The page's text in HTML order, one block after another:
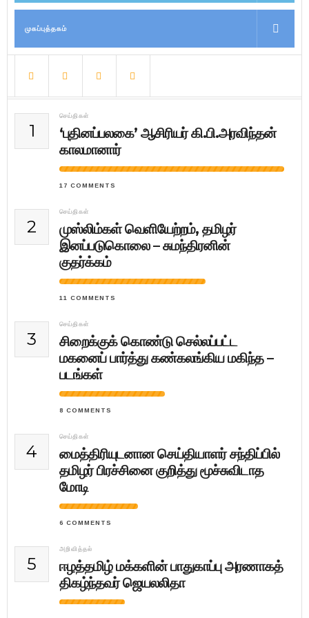
முகப்புத்தகம்
1
செய்திகள்
‘புதினப்பலகை’ ஆசிரியர் கி.பி.அரவிந்தன்
காலமானார்
17 COMMENTS
2
செய்திகள்
முஸ்லிம்கள் வெளியேற்றம், தமிழர்
இனப்படுகொலை – சுமந்திரனின்
குதர்க்கம்
11 COMMENTS
3
செய்திகள்
சிறைக்குக் கொண்டு செல்லப்பட்ட
மகனைப் பார்த்து கண்கலங்கிய மகிந்த –
படங்கள்
8 COMMENTS
4
செய்திகள்
மைத்திரியுடனான செய்தியாளர் சந்திப்பில்
தமிழர் பிரச்சினை குறித்து மூச்சுவிடாத
மோடி
6 COMMENTS
5
அறிவித்தல்
ஈழத்தமிழ் மக்களின் பாதுகாப்பு அரணாகத்
திகழ்ந்தவர் ஜெயலலிதா